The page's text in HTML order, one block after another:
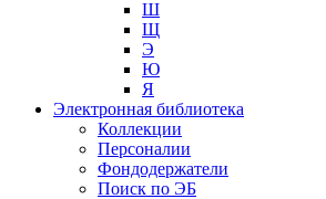
Ш
Щ
Э
Ю
Я
Электронная библиотека
Коллекции
Персоналии
Фондодержатели
Поиск по ЭБ